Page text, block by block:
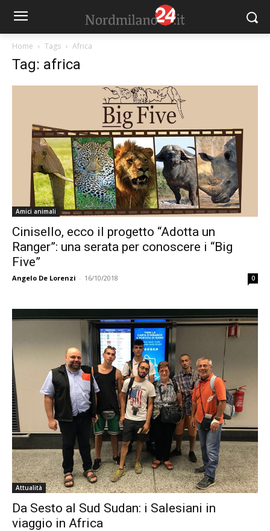
Home Tags Africa
Tag: africa
Amici animali
Cinisello, ecco il progetto “Adotta un
Ranger”: una serata per conoscere i “Big
Five”
Angelo De Lorenzi - 16/10/2018 0
Attualità
Da Sesto al Sud Sudan: i Salesiani in
viaggio in Africa